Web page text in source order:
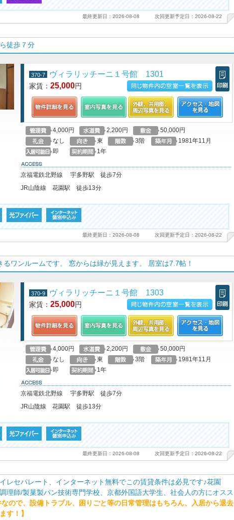
次回更新予定日：2026-08-22
最終更新日：2026-08-08
徒歩７分
370-7 ヴィラリッチーニ１号館 1301
家賃： 25,000円
この物件の空室一覧を見る 印刷
4,000円 2,200円
50,000円
なし
東 3階
1981年11月
即
1年
access
京福電鉄北野線 宇多野駅 徒歩7分
JR山陰線 花園駅 徒歩13分
次回更新予定日：2026-08-22
最終更新日：2026-08-08
ワンルームです。 窓からは緑が見えます。 居室は7.7帖！
370-9 ヴィラリッチーニ１号館 1303
家賃： 25,000円
この物件の空室一覧を見る 印刷
4,000円 2,200円
50,000円
なし
東 3階
1981年11月
即
1年
access
京福電鉄北野線 宇多野駅 徒歩7分
JR山陰線 花園駅 徒歩13分
次回更新予定日：2026-08-22
最終更新日：2026-08-08
レセパレート、インターネット無料でこの賃貸条件は必見です♪花園
理師/製菓製パン技術専門学校、京都外国語大学生、社会人の方にオスス
なので、設備トラブル、困りごと等の日常管理はもちろん、入居から退去
す！】